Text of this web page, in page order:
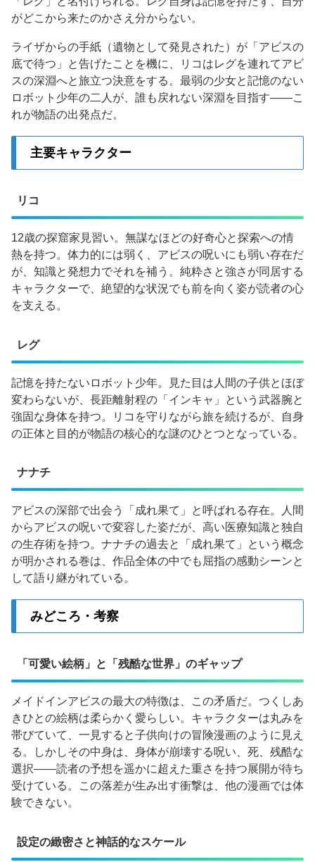
がどこから来たのかさえ分からない。
ライザからの手紙（遺物として発見された）が「アビスの
底で待つ」と告げたことを機に、リコはレグを連れてアビ
スの深淵へと旅立つ決意をする。最弱の少女と記憶のない
ロボット少年の二人が、誰も戻れない深淵を目指す——こ
れが物語の出発点だ。
主要キャラクター
リコ
12歳の探窟家見習い。無謀なほどの好奇心と探索への情
熱を持つ。体力的には弱く、アビスの呪いにも弱い存在だ
が、知識と発想力でそれを補う。純粋さと強さが同居する
キャラクターで、絶望的な状況でも前を向く姿が読者の心
を支える。
レグ
記憶を持たないロボット少年。見た目は人間の子供とほぼ
変わらないが、長距離射程の「インキャ」という武器腕と
強固な身体を持つ。リコを守りながら旅を続けるが、自身
の正体と目的が物語の核心的な謎のひとつとなっている。
ナナチ
アビスの深部で出会う「成れ果て」と呼ばれる存在。人間
からアビスの呪いで変容した姿だが、高い医療知識と独自
の生存術を持つ。ナナチの過去と「成れ果て」という概念
が明かされる巻は、作品全体の中でも屈指の感動シーンと
して語り継がれている。
みどころ・考察
「可愛い絵柄」と「残酷な世界」のギャップ
メイドインアビスの最大の特徴は、この矛盾だ。つくしあ
きひとの絵柄は柔らかく愛らしい。キャラクターは丸みを
帯びていて、一見すると子供向けの冒険漫画のように見え
る。しかしその中身は、身体が崩壊する呪い、死、残酷な
選択——読者の予想を遥かに超えた重さを持つ展開が待ち
受けている。この落差が生み出す衝撃は、他の漫画では体
験できない。
設定の緻密さと神話的なスケール